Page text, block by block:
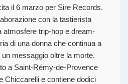
il 6 marzo per Sire Records.
con la tastierista
trip-hop e dream-
di una donna che continua a
messaggio oltre la morte.
a Saint-Rémy-de-Provence
Chiccarelli e contiene dodici